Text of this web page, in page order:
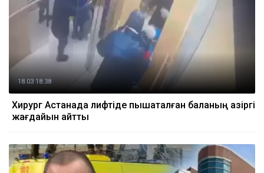
18.03 18:38
Хирург Астанада лифтіде пышақталған баланың қазіргі
жағдайын айтты